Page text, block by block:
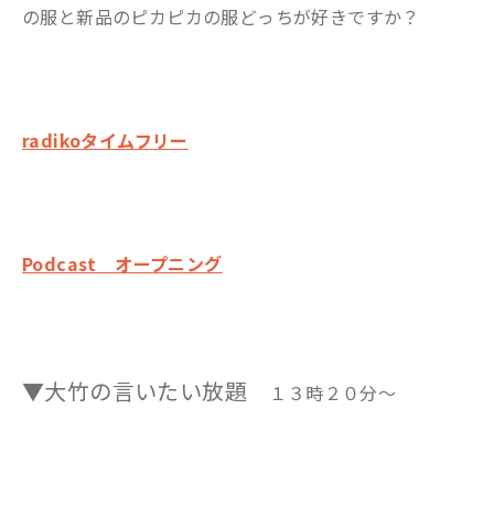
の服と新品のピカピカの服どっちが好きですか？
radikoタイムフリー
Podcast オープニング
▼大竹の言いたい放題 １３時２０分～